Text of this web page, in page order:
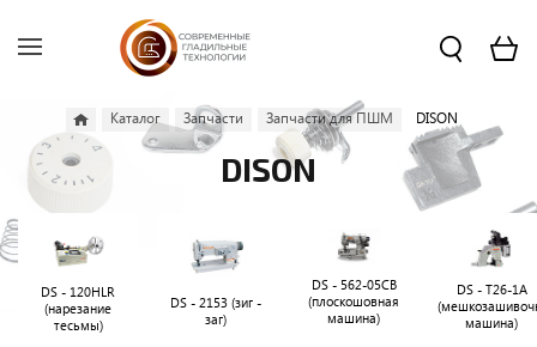
Каталог Запчасти Запчасти для ПШМ DISON
DISON
DS - 120HLR
(нарезание
тесьмы)
DS - 2153 (зиг -
заг)
DS - 562-05CB
(плоскошовная
машина)
DS - Т26-1А
машина)